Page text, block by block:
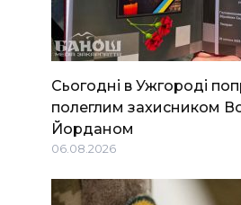
Сьогодні в Ужгороді
полеглим захисником
Йорданом
06.08.2026